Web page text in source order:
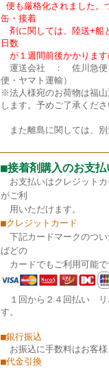
便も厳格化されました。
缶・接着
剤に関しては、陸送+船
日数
が１週間前後かかります
運送会社 ： 佐川急便
便・ヤマト運輸）
※法人様宛のお荷物は福
します。予めご了承くださ
また離島に関しては、別
■接着剤購入のお支払
お支払いはクレジット
がご利
用いただけます。
■クレジットカード
下記カードマークのつ
ばどの
カードでもご利用可能で
１回から２４回払い リ
す。
■銀行振込
お振込に手数料はお客
■代金引換